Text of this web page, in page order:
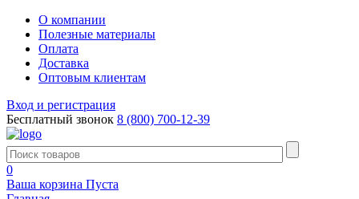
О компании
Полезные материалы
Оплата
Доставка
Оптовым клиентам
Вход и регистрация
Бесплатный звонок 8 (800) 700-12-39
0
Ваша корзина Пуста